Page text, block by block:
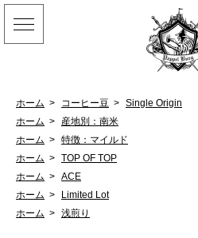
ホーム > コーヒー豆 > Single Origin
ホーム >
産地別：南米
ホーム > 特徴：マイルド
ホーム > TOP OF TOP
ホーム > ACE
ホーム >
Limited Lot
ホーム > 浅煎り